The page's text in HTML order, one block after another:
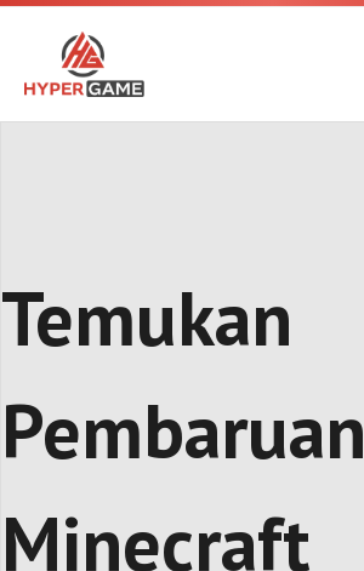
Skip
Temukan
Pembaruan
Minecraft